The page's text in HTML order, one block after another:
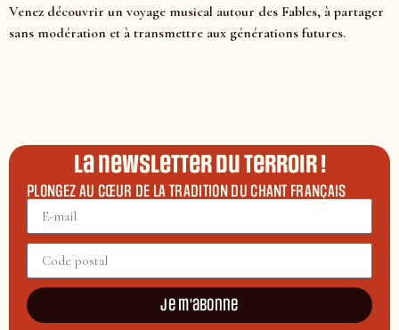
Venez découvrir un voyage musical autour des Fables, à partager
sans modération et à transmettre aux générations futures.
La newsletter du terroir !
PLONGEZ AU CŒUR DE LA TRADITION DU CHANT FRANÇAIS
Je m'abonne